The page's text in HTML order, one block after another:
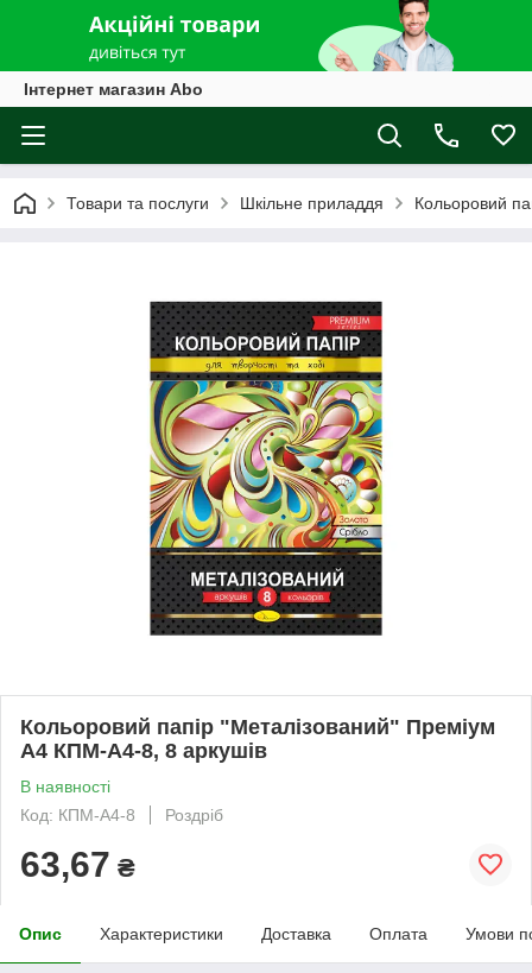
Інтернет магазин Abo
Товари та послуги Шкільне приладдя Кольоровий
Кольоровий папір "Металізований" Преміум
А4 КПМ-А4-8, 8 аркушів
В наявності
Код: КПМ-А4-8
Роздріб
63,67 ₴
Опис Характеристики Доставка Оплата Умови